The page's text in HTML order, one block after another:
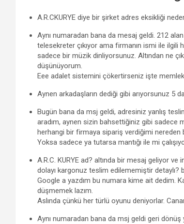
A.R.CKURYE diye bir şirket adres eksikliği
Aynı numaradan bana da mesaj geldi. 212
telesekreter çıkıyor ama firmanın ismi ile ilgili
sadece bir müzik dinliyorsunuz. Altından ne
düşünüyorum.
Eee adalet sistemini çökertirseniz işte
Aynen arkadaşların dediği gibi arıyorsunuz 5
Bugün bana da msj geldi, adresiniz yanlış
aradım, aynen sizin bahsettiğiniz gibi sadece
herhangi bir firmaya sipariş verdiğimi nereden
Yoksa sadece ya tutarsa mantığı ile mi
A.R.C. KURYE ad? altında bir mesaj geliyor
dolayı kargonuz teslim edilememiştir detaylı?
Google a yazdım bu numara kime ait dedim.
düşmemek lazım.
Aslında çünkü her türlü oyunu deniyorlar.
Aynı numaradan bana da msj geldi geri